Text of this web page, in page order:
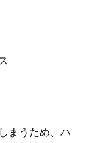
まうため、ハ